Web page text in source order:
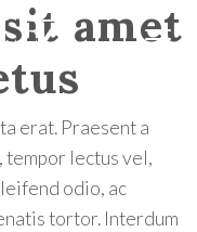
amet
erat. Praesent a
lectus vel,
odio, ac
tortor. Interdum